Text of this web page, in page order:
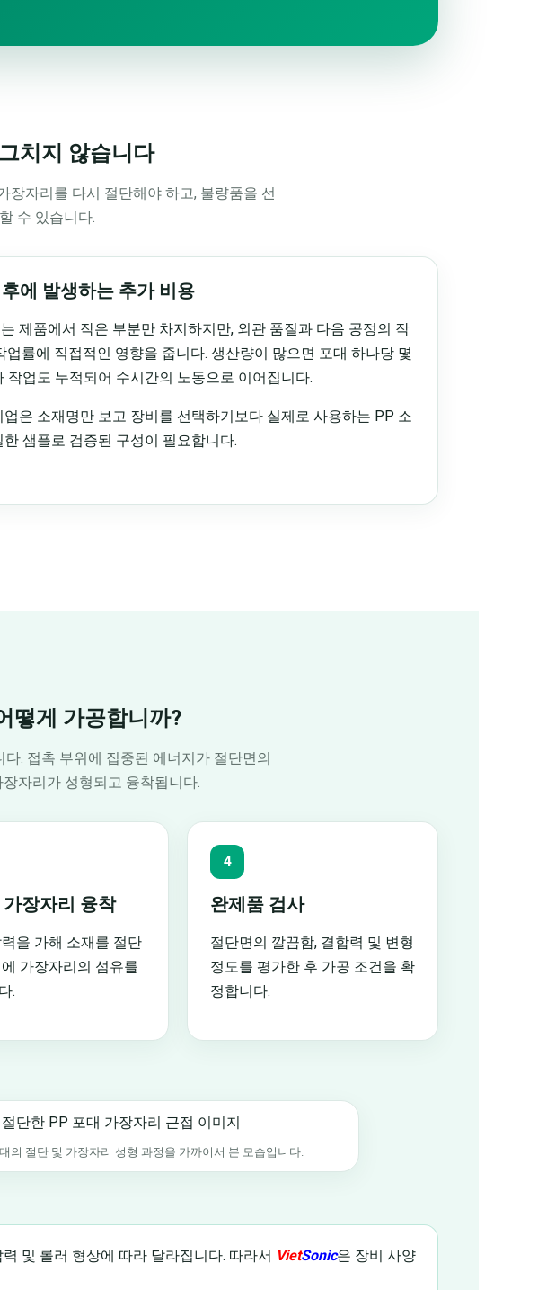
치지 않습니다
장자리를 다시 절단해야 하고, 불량품을 선
수 있습니다.
에 발생하는 추가 비용
제품에서 작은 부분만 차지하지만, 외관 품질과 다음 공정의 작
업률에 직접적인 영향을 줍니다. 생산량이 많으면 포대 하나당 몇
작업도 누적되어 수시간의 노동으로 이어집니다.
업은 소재명만 보고 장비를 선택하기보다 실제로 사용하는 PP 소
샘플로 검증된 구성이 필요합니다.
떻게 가공합니까?
. 접촉 부위에 집중된 에너지가 절단면의
자리가 성형되고 융착됩니다.
장자리 융착
을 가해 소재를 절단
가장자리의 섬유를
.
4
완제품 검사
절단면의 깔끔함, 결합력 및 변형
정도를 평가한 후 가공 조건을 확
정합니다.
의 절단 및 가장자리 성형 과정을 가까이서 본 모습입니다.
및 롤러 형상에 따라 달라집니다. 따라서 VietSonic은 장비 사양